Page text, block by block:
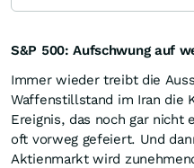
S&P 500: Aufschwung auf
Immer wieder treibt die
Waffenstillstand im Iran die
Ereignis, das noch gar nicht
oft vorweg gefeiert. Und
Aktienmarkt wird